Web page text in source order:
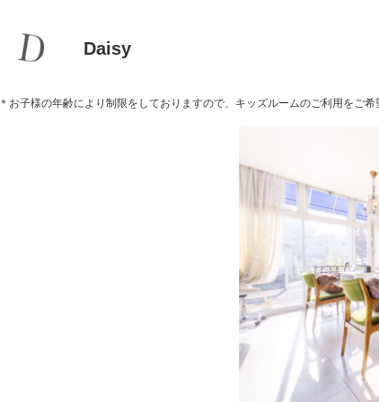
Daisy
＊お子様の年齢により制限をしておりますので、キッズルームのご利用をご